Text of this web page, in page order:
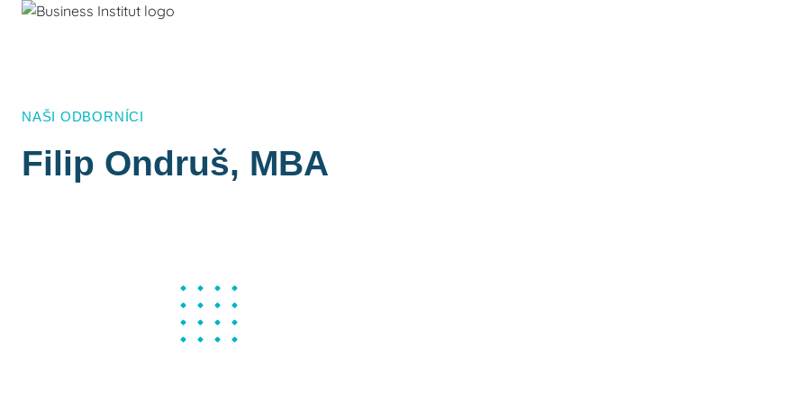
NAŠI ODBORNÍCI
Filip Ondruš, MBA